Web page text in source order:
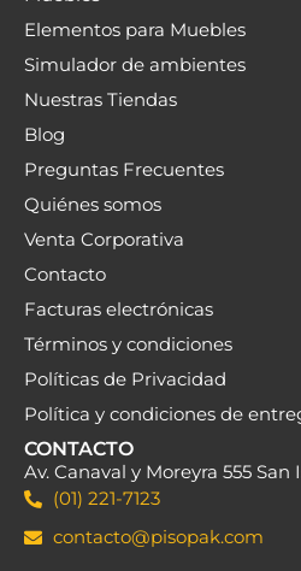
WALL PANEL ACÚSTICO
PISOPAK